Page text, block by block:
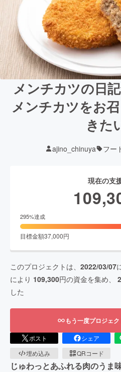
メンチカツの日
メンチカツをお
きた
ajino_chinuya フー
現在の支
295%達成
目標金額37,000円
このプロジェクトは、 2022/03/07
により 109,300円の資金を集め、
した
もう一度プロジェ
ポスト シェア
埋め込み
QRコード
じゅわっとあふれる肉のうま